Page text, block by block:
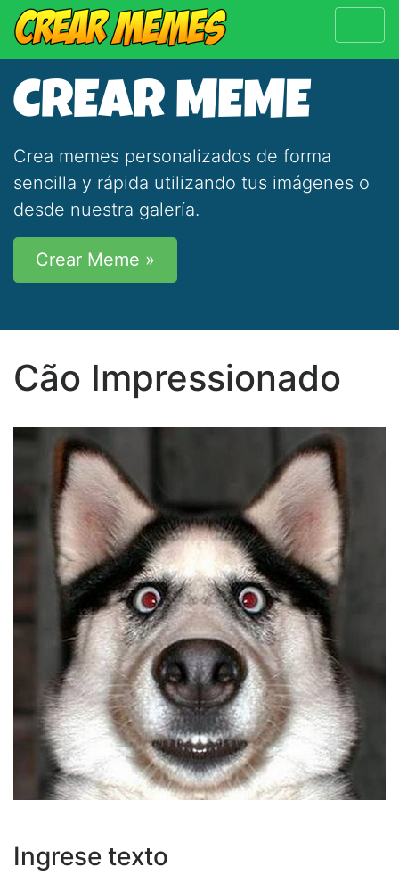
CREAR MEME
Crea memes personalizados de forma
sencilla y rápida utilizando tus imágenes o
desde nuestra galería.
Crear Meme »
Cão Impressionado
Ingrese texto